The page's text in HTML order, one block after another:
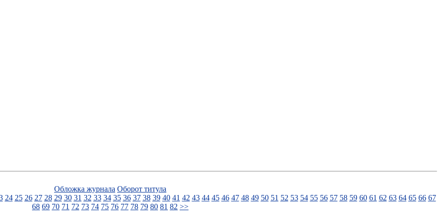
Обложка журнала Оборот титула
24 25 26 27 28 29 30 31 32 33 34 35 36 37 38 39 40 41 42 43 44 45 46 47 48 49 50 51 52 53 54 55 56 57 58 59 60 61 62 63 64 65 66 67
68 69 70 71 72 73 74 75 76 77 78 79 80 81 82 >>